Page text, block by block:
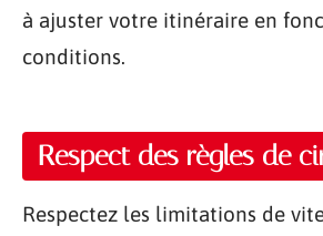
à ajuster votre itinéraire en
conditions.
Respect des règles de
Respectez les limitations de